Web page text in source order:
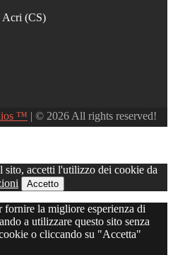
Acri (CS)
™ | © 2026 All rights reserved!
sito, accetti l'utilizzo dei cookie da
Accetto
la migliore esperienza di
a utilizzare questo sito senza
o cliccando su "Accetta"